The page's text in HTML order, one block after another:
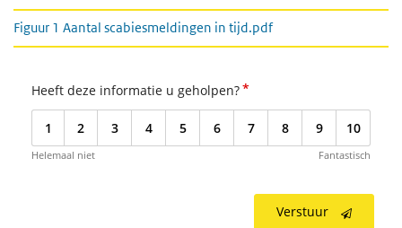
Figuur 1 Aantal scabiesmeldingen in tijd.pdf
Heeft deze informatie u geholpen?*
1 2 3 4 5 6 7 8 9 10
Helemaal niet Fantastisch
Verstuur